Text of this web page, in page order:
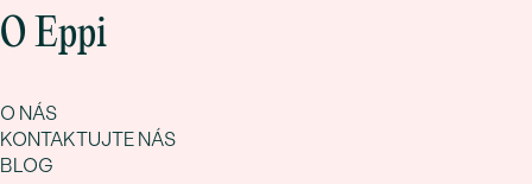
O Eppi
O NÁS
KONTAKTUJTE NÁS
BLOG